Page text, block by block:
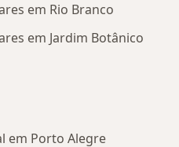
em Rio Branco
em Jardim Botânico
em Porto Alegre